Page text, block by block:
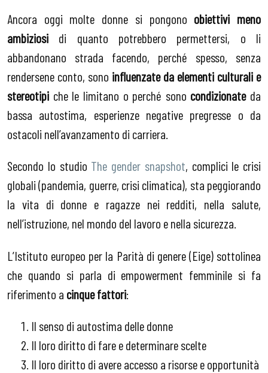
Ancora oggi molte donne si pongono obiettivi meno
ambiziosi
di quanto potrebbero permettersi, o li
abbandonano strada facendo, perché spesso, senza
rendersene conto, sono influenzate da elementi culturali e
stereotipi che le limitano o perché sono condizionate da
bassa autostima, esperienze negative pregresse o da
ostacoli nell’avanzamento di carriera.
Secondo lo studio The gender snapshot, complici le crisi
globali (pandemia, guerre, crisi climatica), sta peggiorando
la vita di donne e ragazze nei redditi, nella salute,
nell’istruzione, nel mondo del lavoro e nella sicurezza.
L’Istituto europeo per la Parità di genere (Eige) sottolinea
che quando si parla di empowerment femminile si fa
riferimento a cinque fattori:
Il senso di autostima delle donne
Il loro diritto di fare e determinare scelte
Il loro diritto di avere accesso a risorse e opportunità